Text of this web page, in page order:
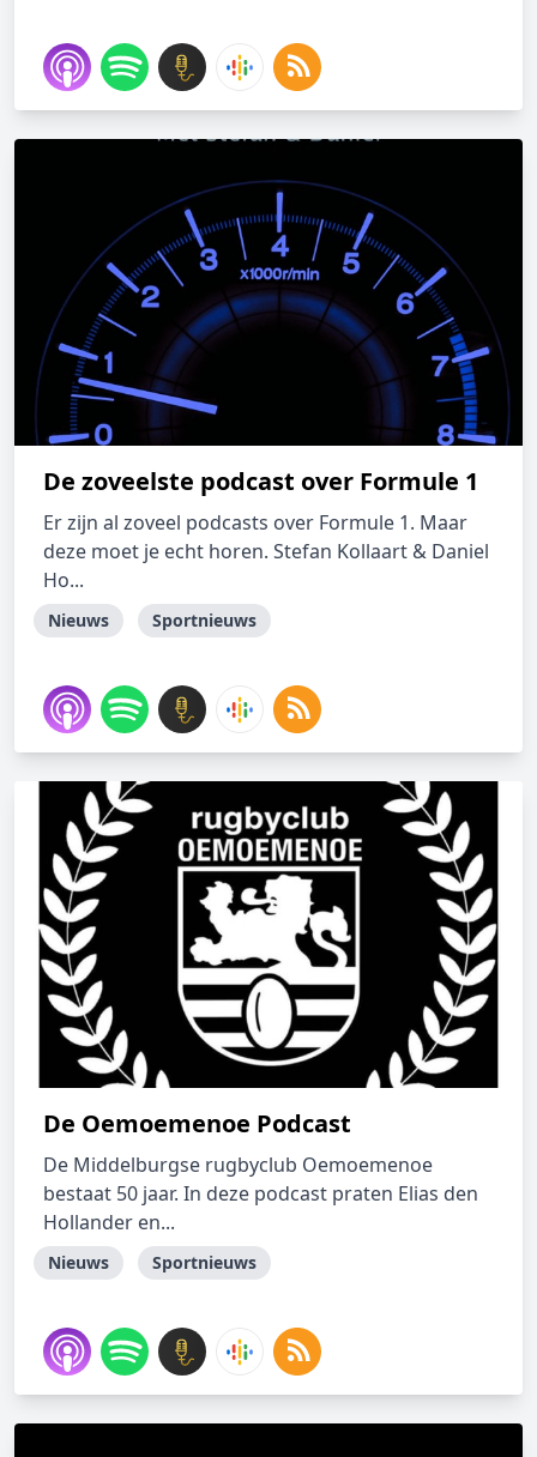
De zoveelste podcast over Formule 1
Er zijn al zoveel podcasts over Formule 1. Maar
deze moet je echt horen. Stefan Kollaart & Daniel
Ho...
Nieuws Sportnieuws
De Oemoemenoe Podcast
De Middelburgse rugbyclub Oemoemenoe
bestaat 50 jaar. In deze podcast praten Elias den
Hollander en...
Nieuws Sportnieuws